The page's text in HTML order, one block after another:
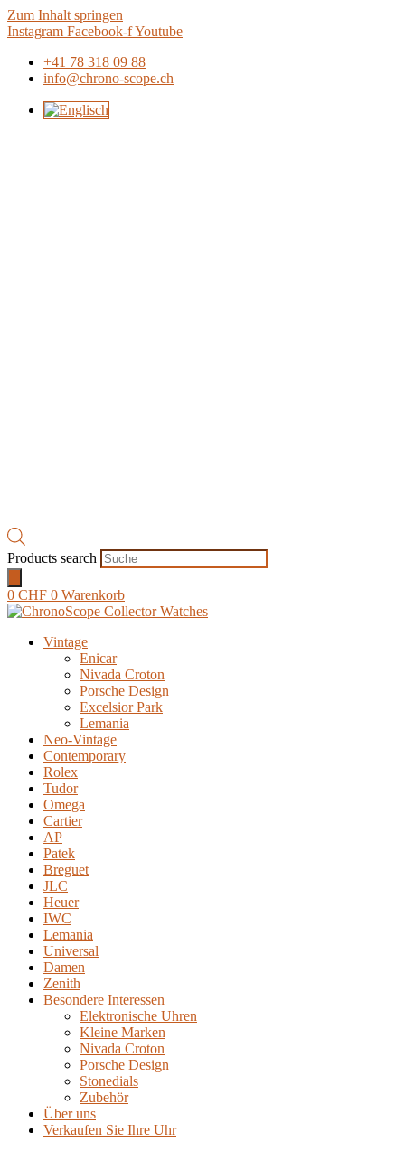
Zum Inhalt springen
Instagram Facebook-fYoutube
+41 78 318 09 88
info@chrono-scope.ch
Products search
0 CHF 0 Warenkorb
Vintage
Enicar
Nivada Croton
Porsche Design
Excelsior Park
Lemania
Neo-Vintage
Contemporary
Rolex
Tudor
Omega
Cartier
AP
Patek
Breguet
JLC
Heuer
IWC
Lemania
Universal
Damen
Zenith
Besondere Interessen
Elektronische Uhren
Kleine Marken
Nivada Croton
Porsche Design
Stonedials
Zubehör
Über uns
Verkaufen Sie Ihre Uhr